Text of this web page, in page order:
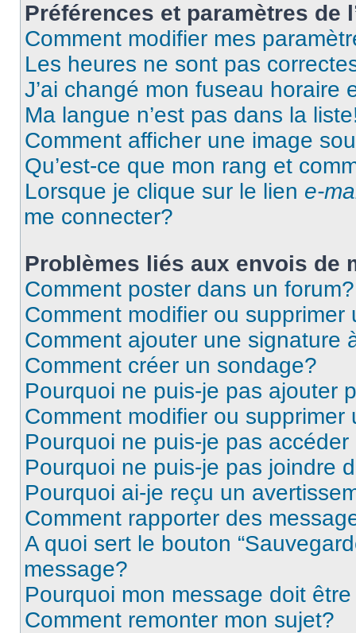
Préférences et paramètres de
Comment modifier mes
Les heures ne sont pas
J’ai changé mon fuseau horaire
Ma langue n’est pas dans la
Comment afficher une image
Qu’est-ce que mon rang et
Lorsque je clique sur le lien e-
me connecter?
Problèmes liés aux envois de
Comment poster dans un forum?
Comment modifier ou supprimer
Comment ajouter une signature
Comment créer un sondage?
Pourquoi ne puis-je pas ajouter
Comment modifier ou supprimer
Pourquoi ne puis-je pas
Pourquoi ne puis-je pas joindre
Pourquoi ai-je reçu un
Comment rapporter des
A quoi sert le bouton
message?
Pourquoi mon message doit
Comment remonter mon sujet?